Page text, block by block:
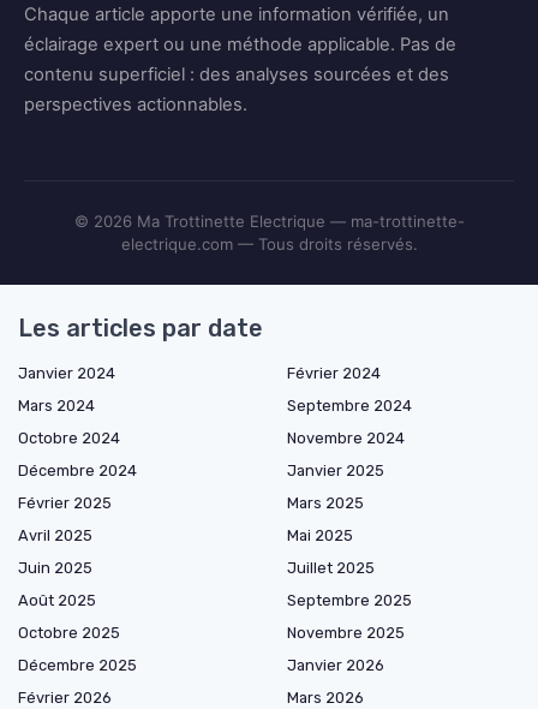
Chaque article apporte une information vérifiée, un
éclairage expert ou une méthode applicable. Pas de
contenu superficiel : des analyses sourcées et des
perspectives actionnables.
© 2026 Ma Trottinette Electrique — ma-trottinette-
electrique.com — Tous droits réservés.
Les articles par date
Janvier 2024
Février 2024
Mars 2024
Septembre 2024
Octobre 2024
Novembre 2024
Décembre 2024
Janvier 2025
Février 2025
Mars 2025
Avril 2025
Mai 2025
Juin 2025
Juillet 2025
Août 2025
Septembre 2025
Octobre 2025
Novembre 2025
Décembre 2025
Janvier 2026
Février 2026
Mars 2026